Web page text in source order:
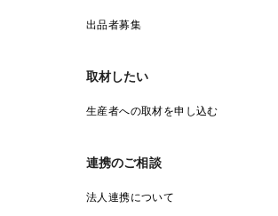
出品者募集
取材したい
生産者への取材を申し込む
連携のご相談
法人連携について